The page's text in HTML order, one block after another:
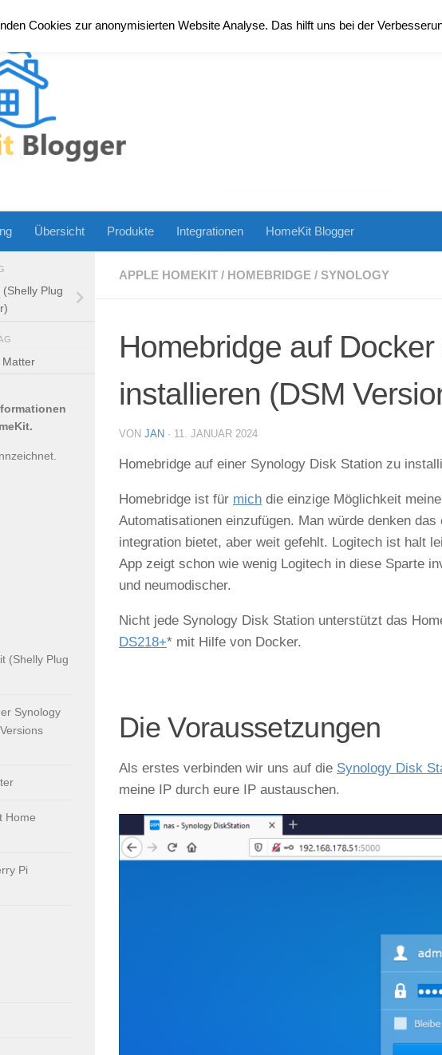
Übersicht Produkte Integrationen HomeKit Blogger
APPLE HOMEKIT / HOMEBRIDGE / SYNOLOGY
Homebridge auf
installieren (DSM
VON JAN · 11. JANUAR 2024
Homebridge auf einer Synology Disk Station zu
Homebridge ist für mich die einzige Möglichkeit
Automatisationen einzufügen. Man würde denken
integration bietet, aber weit gefehlt. Logitech ist halt
App zeigt schon wie wenig Logitech in diese Sparte
und neumodischer.
Nicht jede Synology Disk Station unterstützt das
DS218+* mit Hilfe von Docker.
Die Voraussetzungen
Als erstes verbinden wir uns auf die Synology Disk
meine IP durch eure IP austauschen.
Plug
Matter
(Shelly Plug
Synology
Home
Pi
Cookies zur anonymisierten Website Analyse. Das hilft uns bei der